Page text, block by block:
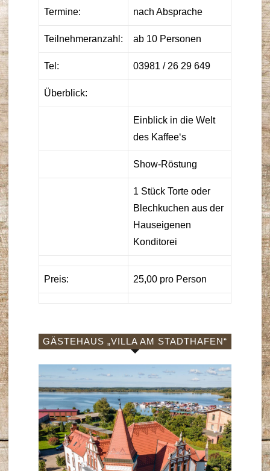
Termine: nach Absprache
Teilnehmeranzahl: ab 10 Personen
Tel: 03981 / 26 29 649
Überblick:
Einblick in die Welt
des Kaffee‘s
Show-Röstung
1 Stück Torte oder
Blechkuchen aus der
Hauseigenen
Konditorei
Preis: 25,00 pro Person
GÄSTEHAUS „VILLA AM STADTHAFEN“